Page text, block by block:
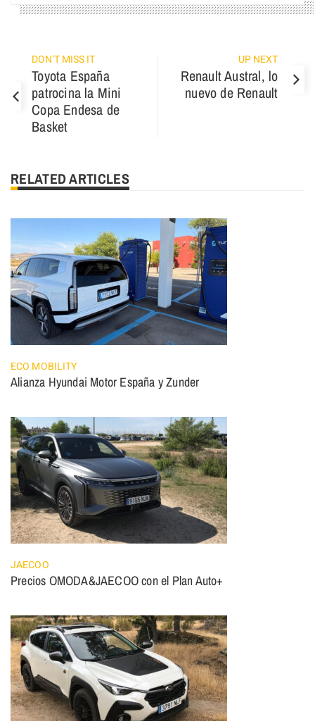
DON'T MISS IT
Toyota España
patrocina la Mini
Copa Endesa de
Basket
UP NEXT
Renault Austral, lo
nuevo de Renault
RELATED ARTICLES
ECO MOBILITY
Alianza Hyundai Motor España y Zunder
JAECOO
Precios OMODA&JAECOO con el Plan Auto+